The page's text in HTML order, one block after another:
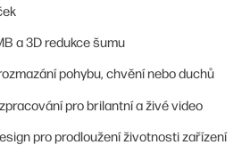
a 3D redukce šumu
pohybu, chvění nebo duchů
pro brilantní a živé video
pro prodloužení životnosti zařízení